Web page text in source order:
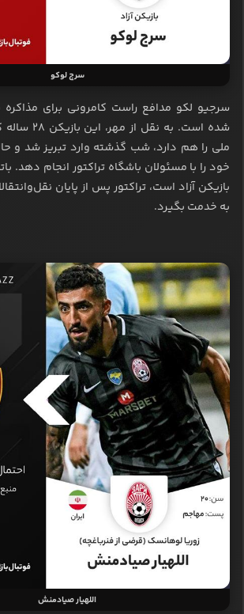
سرج لوکو
سرجیو لکو مدافع راست کامرونی برای مذاکره
شده است. به
ملی را هم دارد، شب گذشته وارد تبریز شد و
خود را با مسئولان باشگاه تراکتور انجام دهد.
بازیکن آزاد است، تراکتور پس از پایان
به خدمت بگیرد.
اللهیار صیادمنش